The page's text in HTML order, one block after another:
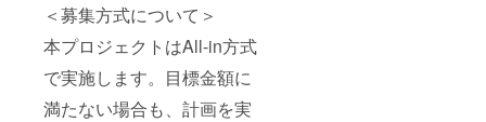
＜募集方式について＞
本プロジェクトはAll-in方式
で実施します。目標金額に
満たない場合も、計画を実